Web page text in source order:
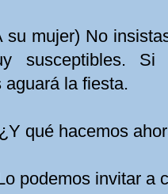
su mujer) No
susceptibles. Si
la fiesta.
qué hacemos
podemos invitar a